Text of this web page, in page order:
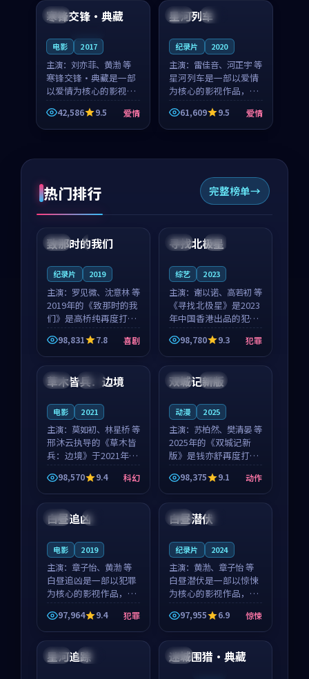
英国
寒锋交锋·典藏
电影 2017
主演： 刘亦菲、黄渤 等
寒锋交锋·典藏是一部
以爱情为核心的影视作
品，围绕危机、反转与
人物成长展开，整体节
奏紧凑，值得推荐观
42,586 9.5 爱情
法国 高分
星河列车
纪录片 2020
主演： 雷佳音、河正宇 等
星河列车是一部以爱情
为核心的影视作品，围
绕危机、反转与人物成
长展开，整体节奏紧
凑，值得推荐观看。
61,609 9.5 爱情
热门排行 完整榜单
中国 4K
99:22
致那时的我们
纪录片 2019
主演： 罗见微、沈意林 等
2019年的《致那时的我
们》是高桥纯再度打磨
的喜剧佳作。中国大陆
的取景与都市寓言的氛
围相互成就，罗见微与
沈意林的对手戏自然克
制，让整部影片在悬
98,831 7.8 喜剧
中国 4K
99:18
寻找北极星
综艺 2023
主演： 谢以诺、高若初 等
《寻找北极星》是2023
年中国香港出品的犯罪
新作，主创团队希望用
公路冒险的故事让观众
停下来想一想。谢以诺
领衔，高若初担任重要
角色，戚南柯的叙事
98,780 9.3 犯罪
泰国 独播
草木皆兵：边境
电影 2021
主演： 莫如初、林星桥 等
邢沐云执导的《草木皆
兵：边境》于2021年面
世，泰国的城市气质与
校园青春的人物心境共
同构筑了影片基调。莫
如初、林星桥用细腻的
表演撑起整部科幻电
98,570 9.4 科幻
中国 独播
双城记新版
动漫 2025
主演： 苏柏然、樊清晏 等
2025年的《双城记新
版》是钱亦舒再度打磨
的动作佳作。中国大陆
的取景与沙漠探险的氛
围相互成就，苏柏然与
樊清晏的对手戏自然克
制，让整部影片在悬念
98,375 9.1 动作
法国 4K
白昼追凶
电影 2019
主演： 章子怡、黄渤 等
白昼追凶是一部以犯罪
为核心的影视作品，围
绕危机、反转与人物成
长展开，整体节奏紧
凑，值得推荐观看。
97,964 9.4 犯罪
日本 4K
白昼潜伏
纪录片 2024
主演： 黄渤、章子怡 等
白昼潜伏是一部以惊悚
为核心的影视作品，围
绕危机、反转与人物成
长展开，整体节奏紧
凑，值得推荐观看。
97,955 6.9 惊悚
日本 热播
星河追踪
美国
迷城围猎·典藏